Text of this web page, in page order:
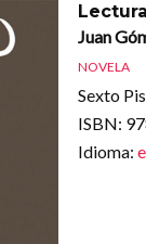
Juan
NOVELA
Sexto
ISBN:
Idioma: